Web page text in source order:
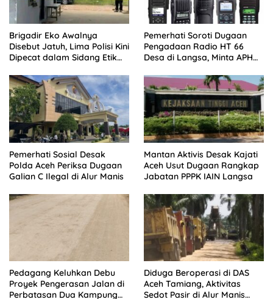
Brigadir Eko Awalnya
Disebut Jatuh, Lima Polisi Kini
Dipecat dalam Sidang Etik
Pemerhati Soroti Dugaan
Pengadaan Radio HT 66
Desa di Langsa, Minta APH
Pemerhati Sosial Desak
Polda Aceh Periksa Dugaan
Galian C Ilegal di Alur Manis
Mantan Aktivis Desak Kajati
Aceh Usut Dugaan Rangkap
Jabatan PPPK IAIN Langsa
Pedagang Keluhkan Debu
Proyek Pengerasan Jalan di
Perbatasan Dua Kampung
Diduga Beroperasi di DAS
Aceh Tamiang, Aktivitas
Sedot Pasir di Alur Manis